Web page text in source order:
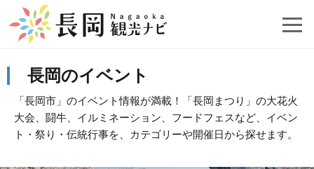
長岡のイベント
「長岡市」のイベント情報が満載！「長岡まつり」の大花火
大会、闘牛、イルミネーション、フードフェスなど、イベン
ト・祭り・伝統行事を、カテゴリーや開催日から探せます。